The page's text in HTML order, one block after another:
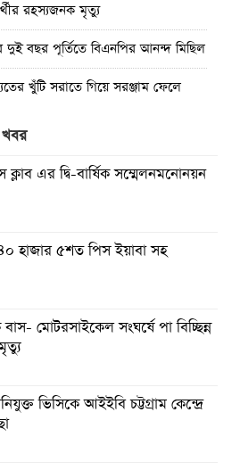
রহস্যজনক মৃত্যু
দুই বছর পূর্তিতে বিএনপির আনন্দ মিছিল
খুঁটি সরাতে গিয়ে সরঞ্জাম ফেলে
পিস ইয়াবা সহ গ্রেফতার-৩
সংঘর্ষে পা বিচ্ছিন্ন হয়ে যুবকের
আইইবি চট্টগ্রাম কেন্দ্রে ফুলেল শুভেচ্ছা
করে জুলাই শহীদদের প্রতি শ্রদ্ধা
হক
নিখোঁজ সাইফুলের মরদেহ গফরগাঁও
খবর
ক্লাব এর দ্বি-বার্ষিক সম্মেলনমনোনয়ন
হাজার ৫শত পিস ইয়াবা সহ
মোটরসাইকেল সংঘর্ষে পা বিচ্ছিন্ন
ভিসিকে আইইবি চট্টগ্রাম কেন্দ্রে